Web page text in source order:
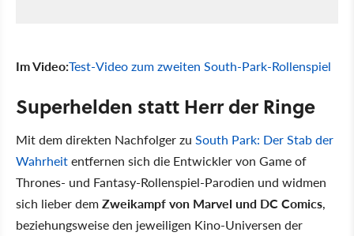
Im Video:Test-Video zum zweiten South-Park-Rollenspiel
Superhelden statt Herr der Ringe
Mit dem direkten Nachfolger zu South Park: Der Stab der
Wahrheitentfernen sich die Entwickler von Game of
Thrones- und Fantasy-Rollenspiel-Parodien und widmen
sich lieber demZweikampf von Marvel und DC Comics,
beziehungsweise den jeweiligen Kino-Universen der